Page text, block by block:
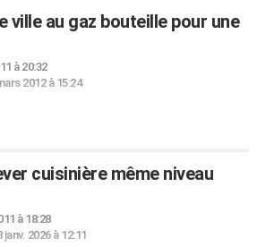
ville au gaz bouteille pour une
à 20:32
2012 à 15:24
cuisinière même niveau
à 18:28
janv. 2026 à 12:11